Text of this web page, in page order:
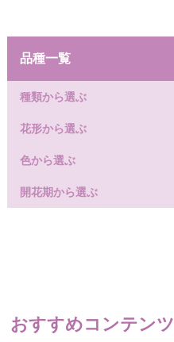
品種一覧
種類から選ぶ
花形から選ぶ
色から選ぶ
開花期から選ぶ
おすすめコンテンツ